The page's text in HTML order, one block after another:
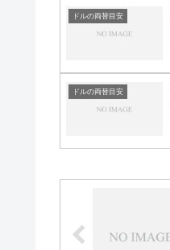
ドルの両替目安
ドルの両替目安